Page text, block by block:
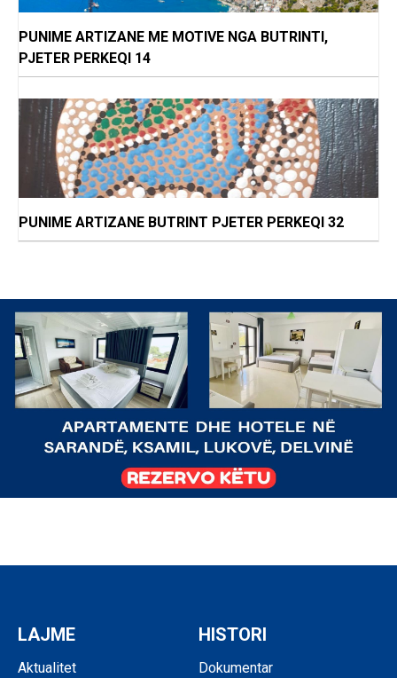
PUNIME ARTIZANE ME MOTIVE NGA BUTRINTI,
PJETER PERKEQI 14
PUNIME ARTIZANE BUTRINT PJETER PERKEQI 32
LAJME
Aktualitet
HISTORI
Dokumentar